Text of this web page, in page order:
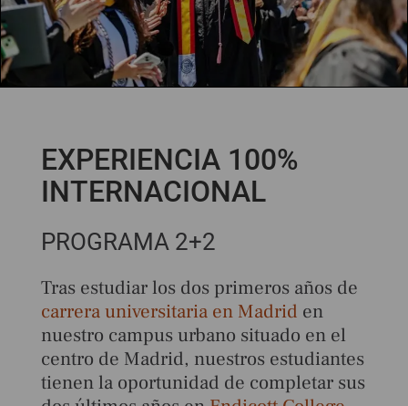
EXPERIENCIA 100%
INTERNACIONAL
PROGRAMA 2+2
Tras estudiar los dos primeros años de
carrera universitaria en Madrid en
nuestro campus urbano situado en el
centro de Madrid, nuestros estudiantes
tienen la oportunidad de completar sus